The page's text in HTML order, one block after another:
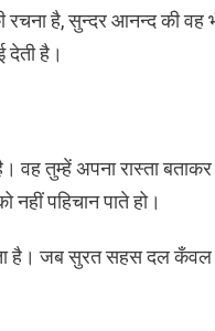
है, सुन्दर आनन्द की वह
है।
वह तुम्हें अपना रास्ता बताकर
पहिचान पाते हो।
है। जब सुरत सहस दल